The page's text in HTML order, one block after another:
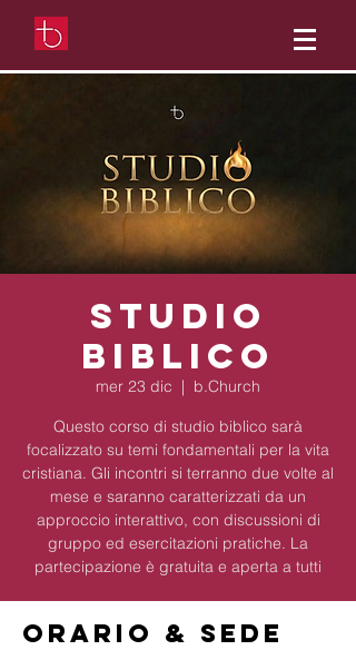
Studio
Biblico
mer 23 dic
  |
b.Church
Questo corso di studio biblico sarà
focalizzato su temi fondamentali per la vita
cristiana. Gli incontri si terranno due volte al
mese e saranno caratterizzati da un
approccio interattivo, con discussioni di
gruppo ed esercitazioni pratiche. La
partecipazione è gratuita e aperta a tutti
Orario & Sede